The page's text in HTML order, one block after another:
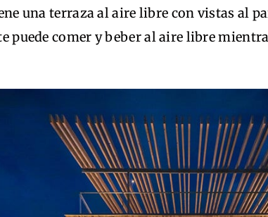
una terraza al aire libre con vistas al
puede comer y beber al aire libre